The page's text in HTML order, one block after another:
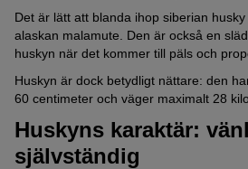
Det är lätt att blanda ihop siberian
alaskan malamute. Den är också en
huskyn när det kommer till päls och
Huskyn är dock betydligt nättare: den
60 centimeter och väger maximalt 28 kilo.
Huskyns karaktär:
självständig